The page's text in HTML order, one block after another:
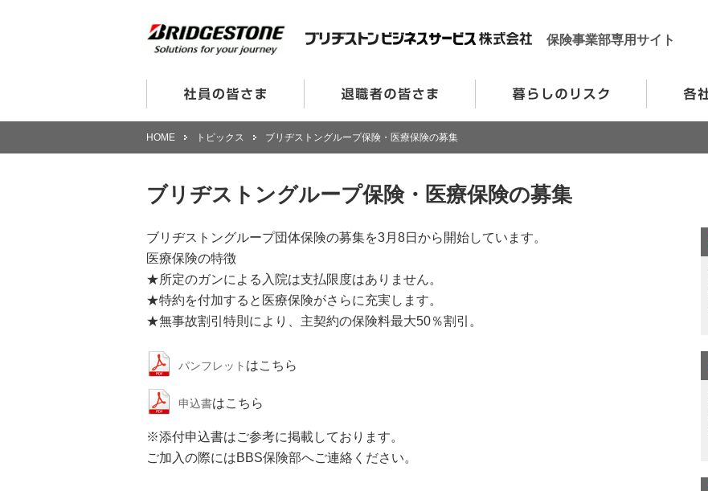
保険事業部専用サイト
HOME トピックス ブリヂストングループ保険・医療保険の募集
ブリヂストングループ保険・医療保険の募集
ブリヂストングループ団体保険の募集を3月8日から開始しています。
医療保険の特徴
★所定のガンによる入院は支払限度はありません。
★特約を付加すると医療保険がさらに充実します。
★無事故割引特則により、主契約の保険料最大50％割引。
パンフレット はこちら
申込書はこちら
※添付申込書はご参考に掲載しております。
ご加入の際にはBBS保険部へご連絡ください。